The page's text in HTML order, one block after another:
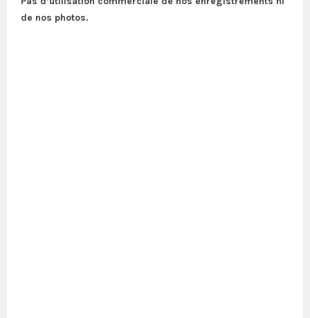
de nos photos.